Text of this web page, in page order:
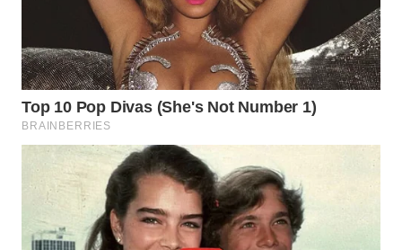
WN
DAIRI
DANAU
TOBA
WN
NIAS